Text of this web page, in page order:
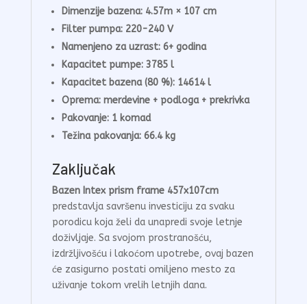
Dimenzije bazena: 4.57m × 107 cm
Filter pumpa: 220-240 V
Namenjeno za uzrast: 6+ godina
Kapacitet pumpe: 3785 l
Kapacitet bazena (80 %): 14614 l
Oprema: merdevine + podloga + prekrivka
Pakovanje: 1 komad
Težina pakovanja: 66.4 kg
Zaključak
Bazen Intex prism frame 457x107cm
predstavlja savršenu investiciju za svaku
porodicu koja želi da unapredi svoje letnje
doživljaje. Sa svojom prostranošću,
izdržljivošću i lakoćom upotrebe, ovaj bazen
će zasigurno postati omiljeno mesto za
uživanje tokom vrelih letnjih dana.